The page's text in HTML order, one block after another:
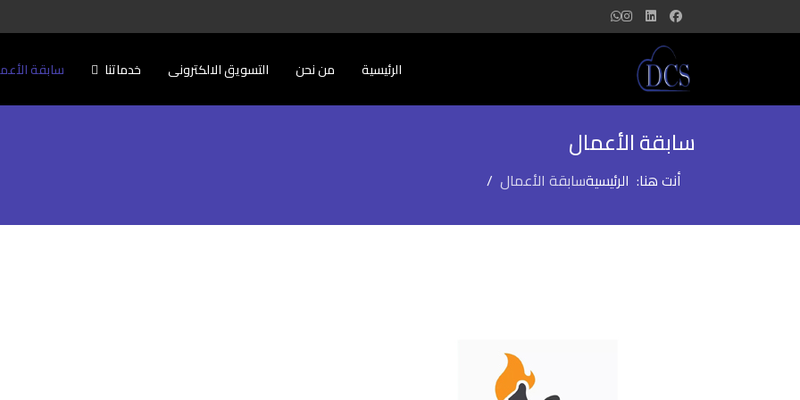
الرئيسية من نحن التسويق الالكترونى خدماتنا سابقة
سابقة الأعمال
أنت هنا: الرئيسيةسابقة الأعمال